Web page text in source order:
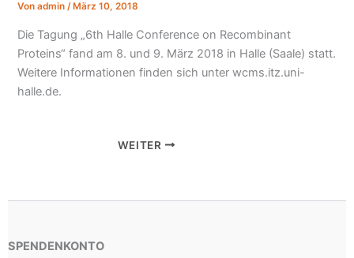
Vonadmin/ März 10, 2018
Die Tagung „6th Halle Conference on Recombinant
Proteins“ fand am 8. und 9. März 2018 in Halle (Saale) statt.
Weitere Informationen finden sich unter wcms.itz.uni-
halle.de.
WEITER
SPENDENKONTO